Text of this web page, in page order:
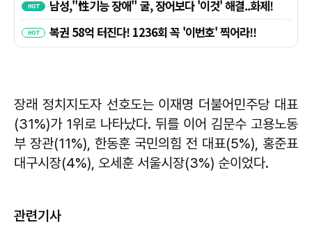
장래 정치지도자 선호도는 이재명 더불어민주당 대표
(31%)가 1위로 나타났다. 뒤를 이어 김문수 고용노동
부 장관(11%), 한동훈 국민의힘 전 대표(5%), 홍준표
대구시장(4%), 오세훈 서울시장(3%) 순이었다.
관련기사